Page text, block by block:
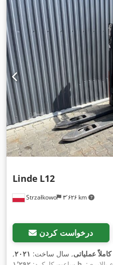
Strzałkowo ۳٬۶۲۶ km
Linde L12
درخواست کردن
کاملاً عملیاتی, سال ساخت: ۲۰۲۱,